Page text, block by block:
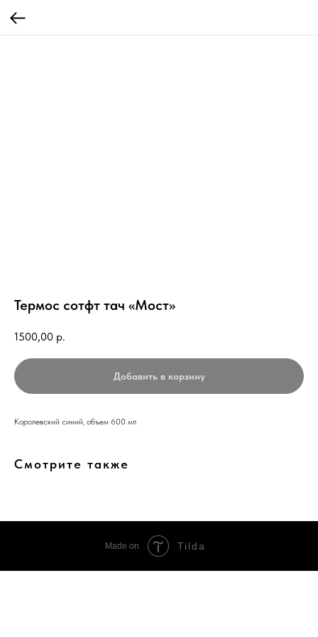
Термос сотфт тач «Мост»
1500,00 р.
Добавить в корзину
Королевский синий, объем 600 мл
Смотрите также
Made on Tilda